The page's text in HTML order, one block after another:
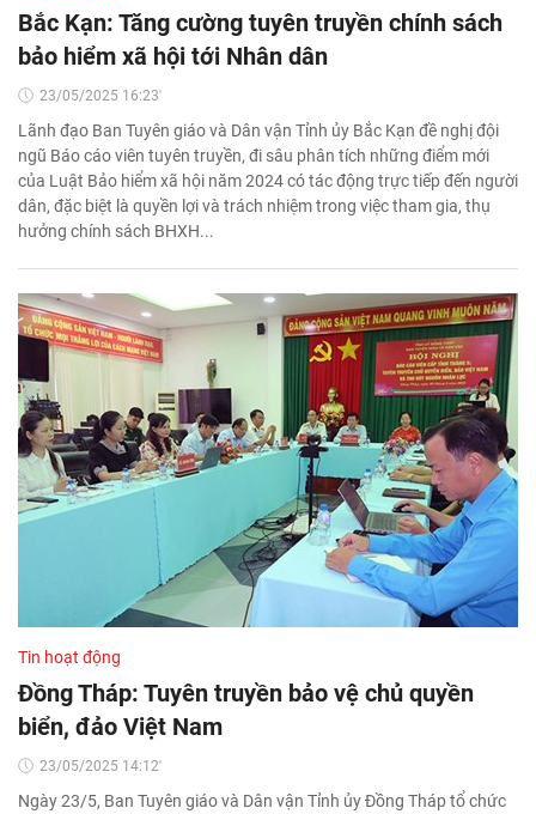
Bắc Kạn: Tăng cường tuyên truyền chính sách
bảo hiểm xã hội tới Nhân dân
23/05/2025 16:23'
Lãnh đạo Ban Tuyên giáo và Dân vận Tỉnh ủy Bắc Kạn đề nghị đội
ngũ Báo cáo viên tuyên truyền, đi sâu phân tích những điểm mới
của Luật Bảo hiểm xã hội năm 2024 có tác động trực tiếp đến người
dân, đặc biệt là quyền lợi và trách nhiệm trong việc tham gia, thụ
hưởng chính sách BHXH...
Tin hoạt động
Đồng Tháp: Tuyên truyền bảo vệ chủ quyền
biển, đảo Việt Nam
23/05/2025 14:12'
Ngày 23/5, Ban Tuyên giáo và Dân vận Tỉnh ủy Đồng Tháp tổ chức